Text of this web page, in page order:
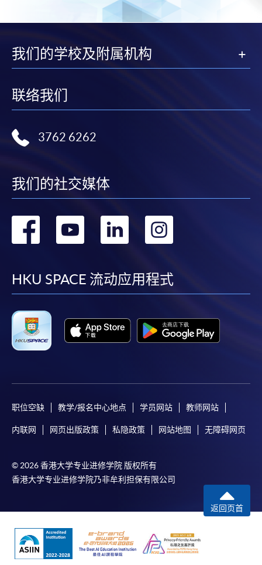
我们的学校及附属机构
联络我们
3762 6262
我们的社交媒体
转
facebook
转
youtube
转
linkedin
HKU SPACE 流动应用程式
职位空缺 教学/报名中心地点 学员网站 教师网站
内联网 网页出版政策 私隐政策 网站地图 无障碍网页
© 2026 香港大学专业进修学院 版权所有
香港大学专业进修学院乃非牟利担保有限公司
返回页首